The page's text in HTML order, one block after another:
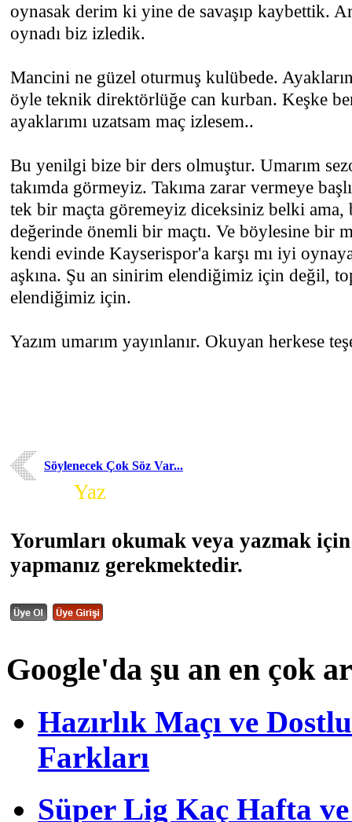
oynasak derim ki yine de savaşıp kaybettik.
oynadı biz izledik.
Mancini ne güzel oturmuş kulübede.
öyle teknik direktörlüğe can kurban. Keşke
ayaklarımı uzatsam maç izlesem..
Bu yenilgi bize bir ders olmuştur. Umarım
takımda görmeyiz. Takıma zarar vermeye
tek bir maçta göremeyiz diceksiniz belki ama,
değerinde önemli bir maçtı. Ve böylesine bir
kendi evinde Kayserispor'a karşı mı iyi
aşkına. Şu an sinirim elendiğimiz için değil,
elendiğimiz için.
Yazım umarım yayınlanır. Okuyan herkese
Söylenecek Çok Söz Var...
Yaz
Yorumları okumak veya yazmak
yapmanız gerekmektedir.
Google'da şu an en çok
Hazırlık Maçı ve
Farkları
Süper Lig Kaç Hafta